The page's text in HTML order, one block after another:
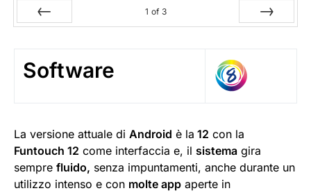
1 of 3
Software
La versione attuale di Android è la 12 con la
Funtouch 12 come interfaccia e, il sistema gira
sempre fluido, senza impuntamenti, anche durante un
utilizzo intenso e con molte app aperte in